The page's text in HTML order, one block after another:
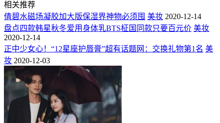
相关推荐
倩碧水磁场凝胶加大版保湿界神物必须囤 美妆 2020-12-14
盘点四款韩星秋冬爱用身体乳BTS柾国同款只要百元价 美妆
2020-12-14
正中少女心！“12星座护唇膏”超有话题网：交换礼物第1名 美
妆 2020-12-03